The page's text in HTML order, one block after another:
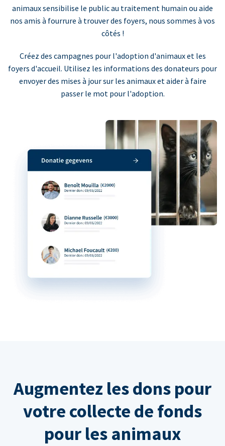
animaux sensibilise le public au traitement humain ou aide
nos amis à fourrure à trouver des foyers, nous sommes à vos
côtés !
Créez des campagnes pour l'adoption d'animaux et les
foyers d'accueil. Utilisez les informations des donateurs pour
envoyer des mises à jour sur les animaux et aider à faire
passer le mot pour l'adoption.
Augmentez les dons pour
votre collecte de fonds
pour les animaux